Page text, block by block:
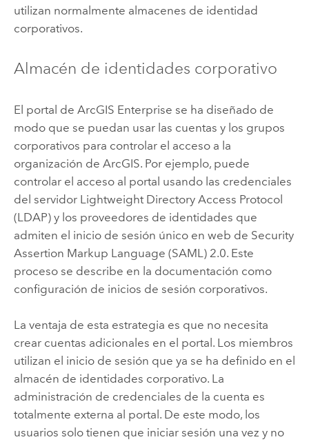
utilizan normalmente almacenes de identidad
corporativos.
Almacén de identidades corporativo
El portal de ArcGIS Enterprise se ha diseñado de
modo que se puedan usar las cuentas y los grupos
corporativos para controlar el acceso a la
organización de ArcGIS. Por ejemplo, puede
controlar el acceso al portal usando las credenciales
del servidor Lightweight Directory Access Protocol
(LDAP) y los proveedores de identidades que
admiten el inicio de sesión único en web de Security
Assertion Markup Language (SAML) 2.0. Este
proceso se describe en la documentación como
configuración de inicios de sesión corporativos.
La ventaja de esta estrategia es que no necesita
crear cuentas adicionales en el portal. Los miembros
utilizan el inicio de sesión que ya se ha definido en el
almacén de identidades corporativo. La
administración de credenciales de la cuenta es
totalmente externa al portal. De este modo, los
usuarios solo tienen que iniciar sesión una vez y no